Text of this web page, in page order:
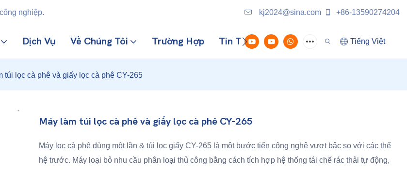
nghiệp. kj2024@sina.com +86-13590274204
Dịch Vụ Về Chúng Tôi Trường Hợp Tin Tức Liên Hệ Với Chúng TôiTiếng Việt
túi lọc cà phê và giấy lọc cà phê CY-265
Máy làm túi lọc cà phê và giấy lọc cà phê CY-265
Máy lọc cà phê dùng một lần & túi lọc giấy CY-265 là một bước tiến công nghệ vượt bậc so với các thế
hệ trước. Máy loại bỏ nhu cầu phân loại thủ công bằng cách tích hợp hệ thống tái chế rác thải tự động,